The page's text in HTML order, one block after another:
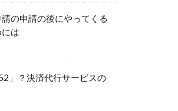
の申請の後にやってくる
は
」？決済代行サービスの